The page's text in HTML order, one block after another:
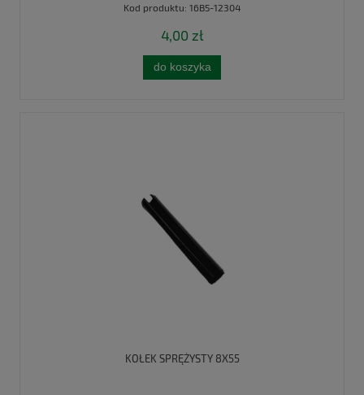
Kod produktu: 16B5-12304
4,00 zł
do koszyka
KOŁEK SPRĘŻYSTY 8X55